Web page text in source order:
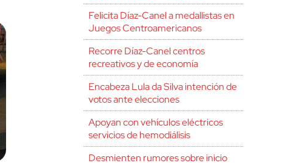
Felicita Díaz-Canel a medallistas en
Juegos Centroamericanos
Recorre Díaz-Canel centros
recreativos y de economía
Encabeza Lula da Silva intención de
votos ante elecciones
Apoyan con vehículos eléctricos
servicios de hemodiálisis
Desmienten rumores sobre inicio